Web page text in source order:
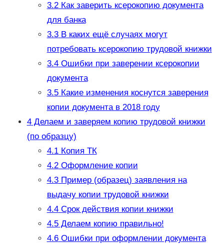
3.2Как заверить ксерокопию документа
для банка
3.3В каких ещё случаях могут
потребовать ксерокопию трудовой книжки
3.4Ошибки при заверении ксерокопии
документа
3.5Какие изменения коснутся заверения
копии документа в 2018 году
4Делаем и заверяем копию трудовой книжки
(по образцу)
4.1Копия ТК
4.2Оформление копии
4.3Пример (образец) заявления на
выдачу копии трудовой книжки
4.4Срок действия копии книжки
4.5Делаем копию правильно!
4.6Ошибки при оформлении документа